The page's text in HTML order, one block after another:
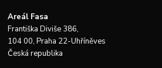
Areál Fasa
Františka Diviše 386,
104 00, Praha 22-Uhříněves
Česká republika